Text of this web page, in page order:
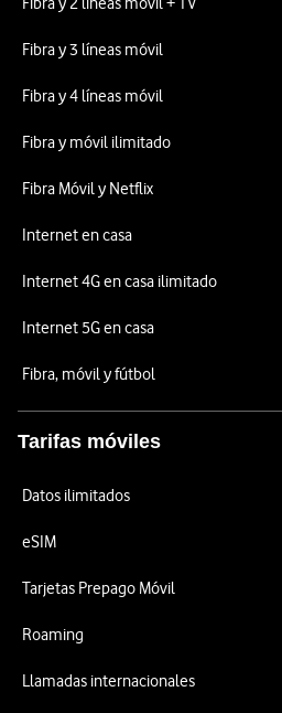
Fibra y 3 líneas móvil
Fibra y 4 líneas móvil
Fibra y móvil ilimitado
Fibra Móvil y Netflix
Internet en casa
Internet 4G en casa ilimitado
Internet 5G en casa
Fibra, móvil y fútbol
Tarifas móviles
Datos ilimitados
eSIM
Tarjetas Prepago Móvil
Roaming
Llamadas internacionales